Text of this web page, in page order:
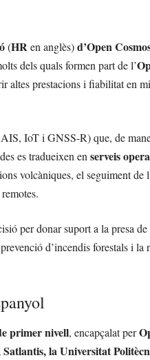
(HRen anglès)d’Open
dels quals formen part de l’
altes prestacions i fiabilitat en
IoT i GNSS-R) que, de
es tradueixen enserveis
volcàniques, el seguiment de
per donar suport a la presa
d’incendis forestals i la
primer nivell, encapçalat per
Satlantis, la Universitat